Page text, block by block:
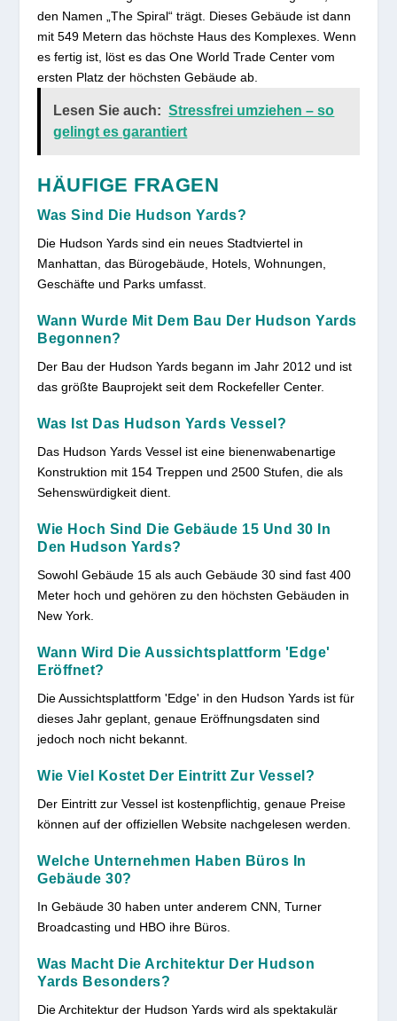
den Namen „The Spiral“ trägt. Dieses Gebäude ist dann
mit 549 Metern das höchste Haus des Komplexes. Wenn
es fertig ist, löst es das One World Trade Center vom
ersten Platz der höchsten Gebäude ab.
Lesen Sie auch: Stressfrei umziehen – so
gelingt es garantiert
HÄUFIGE FRAGEN
Was Sind Die Hudson Yards?
Die Hudson Yards sind ein neues Stadtviertel in
Manhattan, das Bürogebäude, Hotels, Wohnungen,
Geschäfte und Parks umfasst.
Wann Wurde Mit Dem Bau Der Hudson Yards
Begonnen?
Der Bau der Hudson Yards begann im Jahr 2012 und ist
das größte Bauprojekt seit dem Rockefeller Center.
Was Ist Das Hudson Yards Vessel?
Das Hudson Yards Vessel ist eine bienenwabenartige
Konstruktion mit 154 Treppen und 2500 Stufen, die als
Sehenswürdigkeit dient.
Wie Hoch Sind Die Gebäude 15 Und 30 In
Den Hudson Yards?
Sowohl Gebäude 15 als auch Gebäude 30 sind fast 400
Meter hoch und gehören zu den höchsten Gebäuden in
New York.
Wann Wird Die Aussichtsplattform 'Edge'
Eröffnet?
Die Aussichtsplattform 'Edge' in den Hudson Yards ist für
dieses Jahr geplant, genaue Eröffnungsdaten sind
jedoch noch nicht bekannt.
Wie Viel Kostet Der Eintritt Zur Vessel?
Der Eintritt zur Vessel ist kostenpflichtig, genaue Preise
können auf der offiziellen Website nachgelesen werden.
Welche Unternehmen Haben Büros In
Gebäude 30?
In Gebäude 30 haben unter anderem CNN, Turner
Broadcasting und HBO ihre Büros.
Was Macht Die Architektur Der Hudson
Yards Besonders?
Die Architektur der Hudson Yards wird als spektakulär